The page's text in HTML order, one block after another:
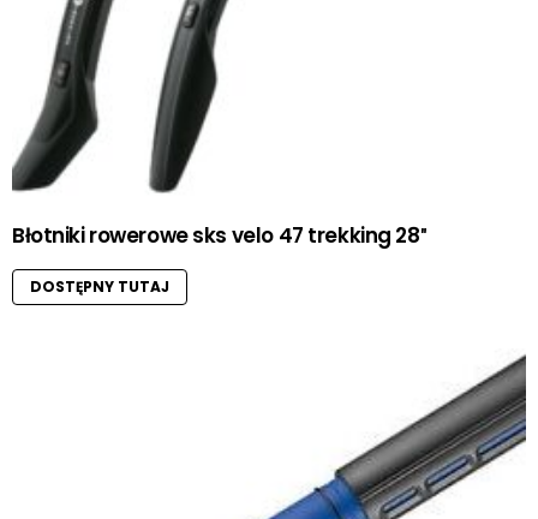
Błotniki rowerowe sks velo 47 trekking 28″
DOSTĘPNY TUTAJ